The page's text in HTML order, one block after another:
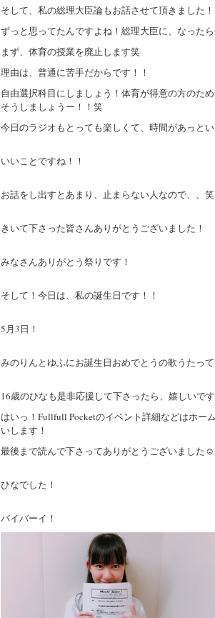
そして、私の総理大臣論もお話させて頂きました！
ずっと思ってたんですよね！総理大臣に、なった
まず、体育の授業を廃止します笑
理由は、普通に苦手だからです！！
自由選択科目にしましょう！体育が得意の方のた
そうしましょうー！！笑
今日のラジオもとっても楽しくて、時間があっと
いいことですね！！
お話をし出すとあまり、止まらない人なので、、笑
きいて下さった皆さんありがとうございました！
みなさんありがとう祭りです！
そして！今日は、私の誕生日です！！
5月3日！
みのりんとゆふにお誕生日おめでとうの歌うたっ
16歳のひなも是非応援して下さったら、嬉しいです
はいっ！Fullfull Pocketのイベント詳細などはホー
いします！
最後まで読んで下さってありがとうございました☺️
ひなでした！
バイバーイ！